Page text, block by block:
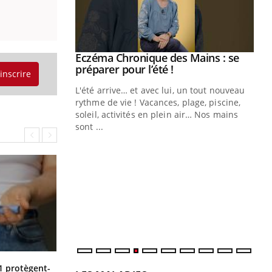
protègent-
: et si on Youtube
Eczéma Chronique des Mains : se
préparer pour l’été !Youtube
L'été arrive… et avec lui, un tout nouveau
rythme de vie ! Vacances, plage, piscine,
soleil, activités en plein air… Nos mains
sont ...